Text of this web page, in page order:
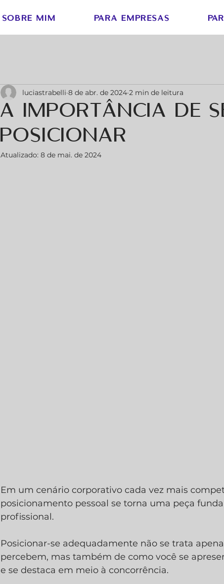
SOBRE MIM PARA EMPRESAS
a importância de
posicionar
luciastrabelli 8 de abr. de 2024 2 min de leitura
Atualizado: 8 de mai. de 2024
Em um cenário corporativo cada vez mais
posicionamento pessoal se torna uma peça
profissional.
Posicionar-se adequadamente não se trata
percebem, mas também de como você se
e se destaca em meio à concorrência.